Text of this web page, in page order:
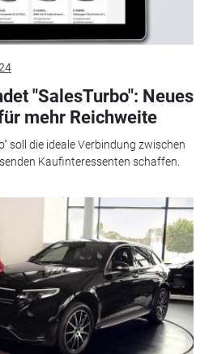
"SalesTurbo": Neues
mehr Reichweite
soll die ideale Verbindung zwischen
Kaufinteressenten schaffen.